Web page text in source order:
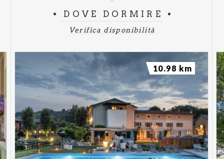
DOVE DORMIRE
Verifica disponibilità
10.98 km